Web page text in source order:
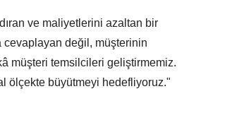
ve maliyetlerini azaltan bir
cevaplayan değil, müşterinin
müşteri temsilcileri geliştirmemiz.
ölçekte büyütmeyi hedefliyoruz."